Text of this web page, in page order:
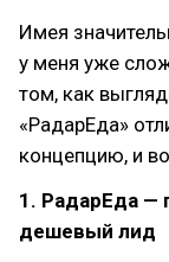
Имея
у меня уже
том, как
«РадарЕда»
концепцию, и
1. РадарЕда —
дешевый лид